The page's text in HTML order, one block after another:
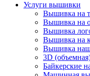
Услуги вышивки
Вышивка на
Вышивка на
Вышивка
Вышивка на
Вышивка
3D
Байкерские